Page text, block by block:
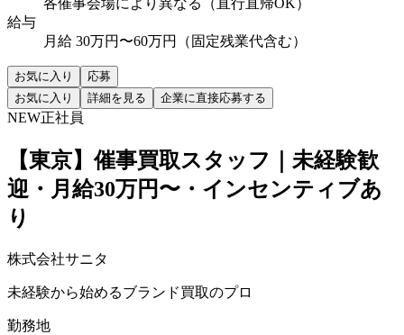
各催事会場により異なる（直行直帰OK）
給与
月給 30万円〜60万円（固定残業代含む）
お気に入り
応募
お気に入り
詳細を見る 企業に直接応募する
NEW正社員
【東京】催事買取スタッフ｜未経験歓
迎・月給30万円〜・インセンティブあ
り
株式会社サニタ
未経験から始めるブランド買取のプロ
勤務地